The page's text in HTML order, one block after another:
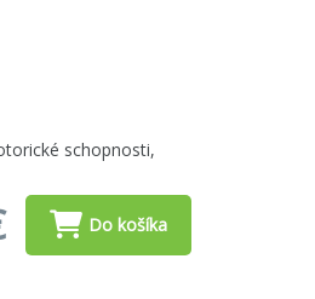
schopnosti,
Do košíka